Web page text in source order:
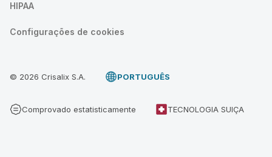
HIPAA
Configurações de cookies
© 2026 Crisalix S.A. PORTUGUÊS
Comprovado estatisticamente TECNOLOGIA SUIÇA